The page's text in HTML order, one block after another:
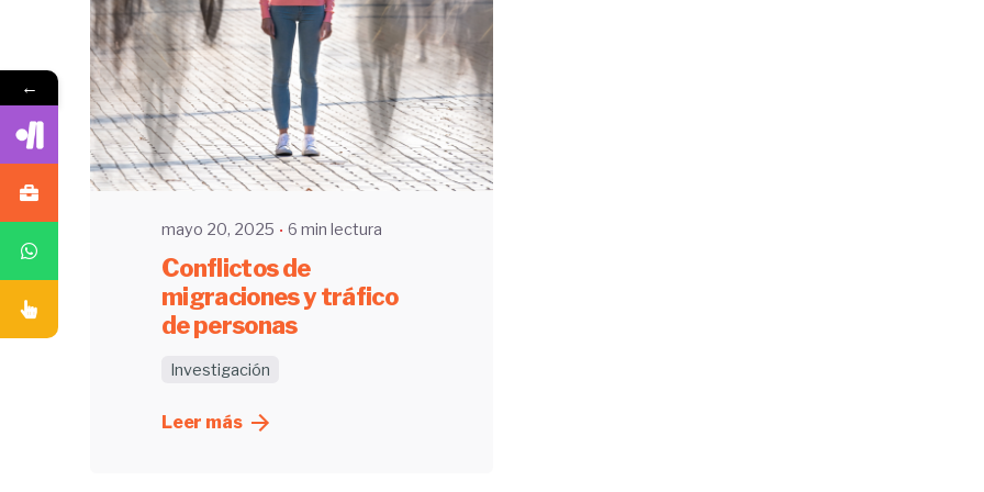
Enviado por
UHE
mayo 20, 2025 6 min lectura
Conflictos de
migraciones y tráfico
de personas
Investigación
Leer más
←